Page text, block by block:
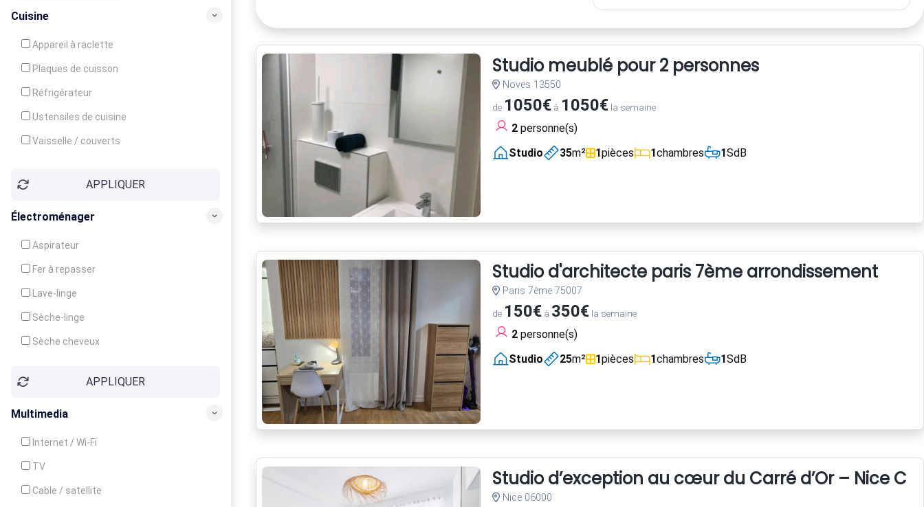
Cuisine
Appareil à raclette
Plaques de cuisson
Réfrigérateur
Ustensiles de cuisine
Vaisselle / couverts
Congélateur
APPLIQUER
Électroménager
Aspirateur
Fer à repasser
Lave-linge
Sèche-linge
Sèche cheveux
APPLIQUER
Multimedia
Internet / Wi-Fi
TV
Cable / satellite
Studio meublé pour 2 personnes
Noves 13550
de 1050€à 1050€la semaine
2personne(s)
Studio
35m² 1pièces 1chambres 1SdB
Studio d'architecte paris 7ème arrondissement
Paris 7ème 75007
de 150€à 350€la semaine
2personne(s)
Studio
25m² 1pièces 1chambres 1SdB
Studio d’exception au cœur du Carré d’Or – Nice
Nice 06000